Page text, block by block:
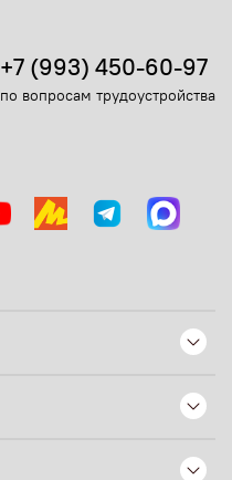
+7 (993) 450-60-97
по вопросам трудоустройства